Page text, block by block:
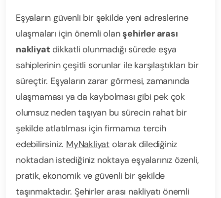
Eşyaların güvenli bir şekilde yeni adreslerine
ulaşmaları için önemli olanşehirler arası
nakliyat dikkatli olunmadığı sürede eşya
sahiplerinin çeşitli sorunlar ile karşılaştıkları bir
süreçtir. Eşyaların zarar görmesi, zamanında
ulaşmaması ya da kaybolması gibi pek çok
olumsuz neden taşıyan bu sürecin rahat bir
şekilde atlatılması için firmamızı tercih
edebilirsiniz. MyNakliyat olarak dilediğiniz
noktadan istediğiniz noktaya eşyalarınız özenli,
pratik, ekonomik ve güvenli bir şekilde
taşınmaktadır. Şehirler arası nakliyatı önemli